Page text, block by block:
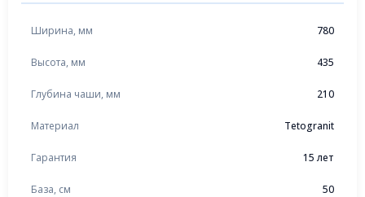
Ширина, мм 780
Высота, мм 435
Глубина чаши, мм 210
Материал Tetogranit
Гарантия 15 лет
База, см 50